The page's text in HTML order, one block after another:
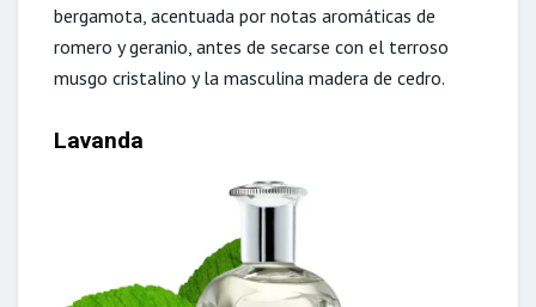
bergamota, acentuada por notas aromáticas de
romero y geranio, antes de secarse con el terroso
musgo cristalino y la masculina madera de cedro.
Lavanda